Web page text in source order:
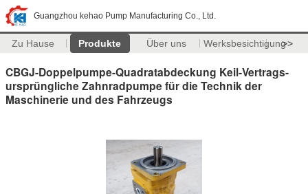
Guangzhou kehao Pump Manufacturing Co., Ltd.
Zu Hause Produkte Über uns Werksbesichtigung>>
CBGJ-Doppelpumpe-Quadratabdeckung Keil-Vertrags-
ursprüngliche Zahnradpumpe für die Technik der
Maschinerie und des Fahrzeugs